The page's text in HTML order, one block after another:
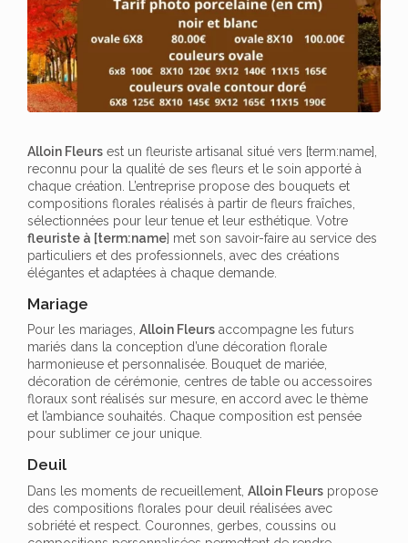
Alloin Fleurs est un fleuriste artisanal situé vers [term:name],
reconnu pour la qualité de ses fleurs et le soin apporté à
chaque création. L’entreprise propose des bouquets et
compositions florales réalisés à partir de fleurs fraîches,
sélectionnées pour leur tenue et leur esthétique. Votre
fleuriste à [term:name] met son savoir-faire au service des
particuliers et des professionnels, avec des créations
élégantes et adaptées à chaque demande.
Mariage
Pour les mariages, Alloin Fleurs accompagne les futurs
mariés dans la conception d’une décoration florale
harmonieuse et personnalisée. Bouquet de mariée,
décoration de cérémonie, centres de table ou accessoires
floraux sont réalisés sur mesure, en accord avec le thème
et l’ambiance souhaités. Chaque composition est pensée
pour sublimer ce jour unique.
Deuil
Dans les moments de recueillement, Alloin Fleurs propose
des compositions florales pour deuil réalisées avec
sobriété et respect. Couronnes, gerbes, coussins ou